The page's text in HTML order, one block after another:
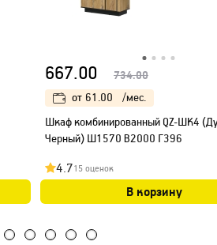
667.00 734.00
от 61.00
/мес.
Шкаф комбинированный QZ-ШК4
Черный) Ш1570 В2000 Г396
4.715 оценок
В корзину